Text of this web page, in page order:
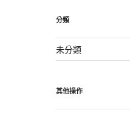
分類
未分類
其他操作